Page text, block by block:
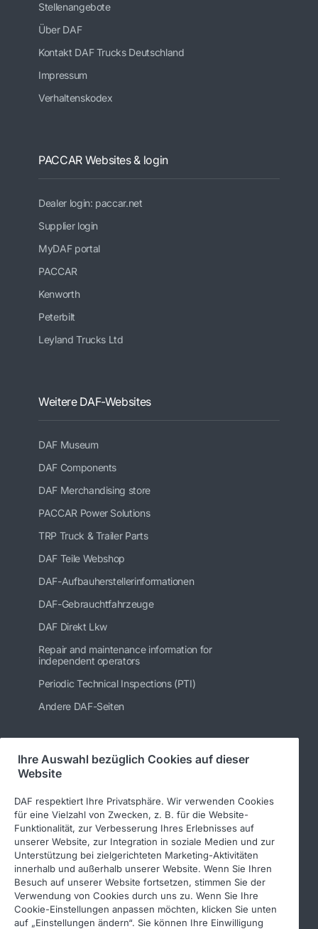
Stellenangebote
Über DAF
Kontakt DAF Trucks Deutschland
Impressum
Verhaltenskodex
PACCAR Websites & login
Dealer login: paccar.net
Supplier login
MyDAF portal
PACCAR
Kenworth
Peterbilt
Leyland Trucks Ltd
Weitere DAF-Websites
DAF Museum
DAF Components
DAF Merchandising store
PACCAR Power Solutions
TRP Truck & Trailer Parts
DAF Teile Webshop
DAF-Aufbauherstellerinformationen
DAF-Gebrauchtfahrzeuge
DAF Direkt Lkw
Repair and maintenance information for
independent operators
Periodic Technical Inspections (PTI)
Andere DAF-Seiten
Folgen Sie uns
© 2026 DAF
Rechtlicher Hinweis
Ihre Auswahl bezüglich Cookies auf dieser
Website
DAF respektiert Ihre Privatsphäre. Wir verwenden Cookies
für eine Vielzahl von Zwecken, z. B. für die Website-
Funktionalität, zur Verbesserung Ihres Erlebnisses auf
unserer Website, zur Integration in soziale Medien und zur
Unterstützung bei zielgerichteten Marketing-Aktivitäten
innerhalb und außerhalb unserer Website. Wenn Sie Ihren
Besuch auf unserer Website fortsetzen, stimmen Sie der
Verwendung von Cookies durch uns zu. Wenn Sie Ihre
Cookie-Einstellungen anpassen möchten, klicken Sie unten
auf „Einstellungen ändern“. Sie können Ihre Einwilligung